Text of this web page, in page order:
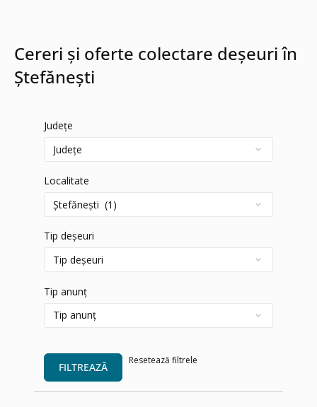
Cereri și oferte colectare deșeuri în
Ştefănești
Județe
Localitate
Tip deșeuri
Tip anunț
FILTREAZĂ
Resetează filtrele